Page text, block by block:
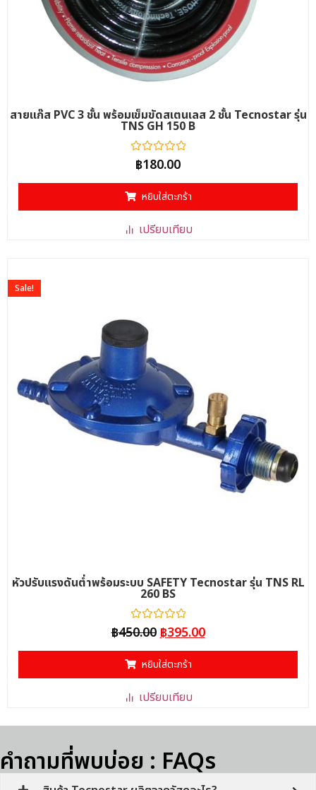
สายแก๊ส PVC 3 ชั้น พร้อมเข็มขัดสเตนเลส 2 ชั้น Tecnostar รุ่น
TNS GH 150 B
ให้
คะแนน
0
ตั้งแต่
1-
5
฿180.00
หยิบใส่ตะกร้า
เปรียบเทียบ
หัวปรับแรงดันต่ำพร้อมระบบ SAFETY Tecnostar รุ่น TNS RL
260 BS
ให้
คะแนน
0
ตั้งแต่
1-
5
฿450.00฿395.00
Sale!
หยิบใส่ตะกร้า
เปรียบเทียบ
คำถามที่พบบ่อย : FAQs